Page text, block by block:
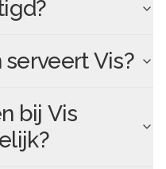
serveertVis?
bij Vis